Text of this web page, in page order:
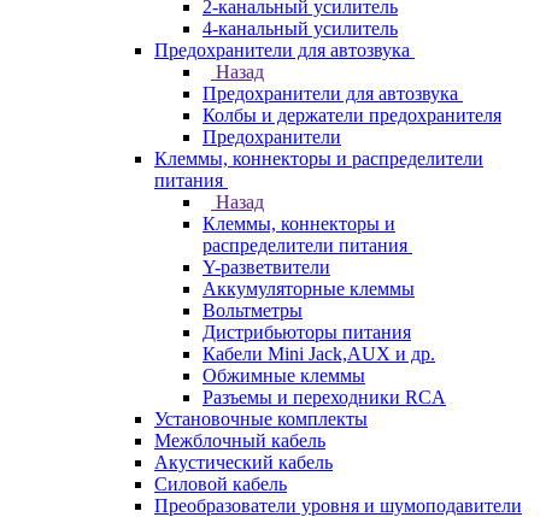
2-канальный усилитель
4-канальный усилитель
Предохранители для автозвука
Назад
Предохранители для автозвука
Колбы и держатели предохранителя
Предохранители
Клеммы, коннекторы и распределители
питания
Назад
Клеммы, коннекторы и
распределители питания
Y-разветвители
Аккумуляторные клеммы
Вольтметры
Дистрибьюторы питания
Кабели Mini Jack,AUX и др.
Обжимные клеммы
Разъемы и переходники RCA
Установочные комплекты
Межблочный кабель
Акустический кабель
Силовой кабель
Преобразователи уровня и шумоподавители